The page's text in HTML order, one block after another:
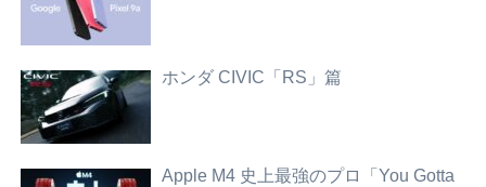
ホンダ CIVIC「RS」篇
Apple M4 史上最強のプロ「You Gotta